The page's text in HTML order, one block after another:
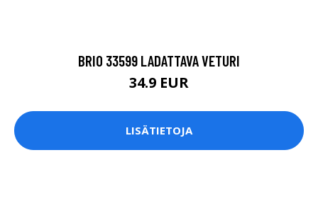
BRIO 33599 LADATTAVA VETURI
34.9 EUR
LISÄTIETOJA